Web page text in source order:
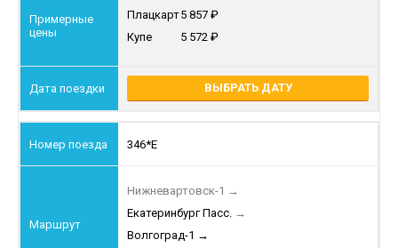
Плацкарт5 857
Купе
5 572
ВЫБРАТЬ ДАТУ
346*Е
Нижневартовск-1 →
Екатеринбург Пасс. →
Волгоград-1 →